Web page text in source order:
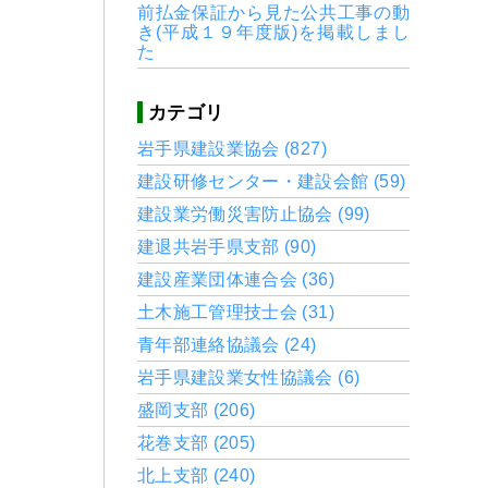
前払金保証から見た公共工事の動
き(平成１９年度版)を掲載しまし
た
カテゴリ
岩手県建設業協会 (827)
建設研修センター・建設会館 (59)
建設業労働災害防止協会 (99)
建退共岩手県支部 (90)
建設産業団体連合会 (36)
土木施工管理技士会 (31)
青年部連絡協議会 (24)
岩手県建設業女性協議会 (6)
盛岡支部 (206)
花巻支部 (205)
北上支部 (240)